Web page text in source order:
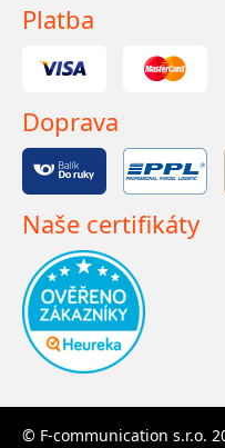
Platba
Doprava
Naše certifikáty
© F-communication s.r.o.